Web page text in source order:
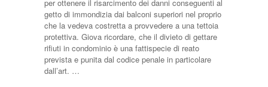
per ottenere il risarcimento dei danni conseguenti al
getto di immondizia dai balconi superiori nel proprio
che la vedeva costretta a provvedere a una tettoia
protettiva. Giova ricordare, che il divieto di gettare
rifiuti in condominio è una fattispecie di reato
prevista e punita dal codice penale in particolare
dall’art. …